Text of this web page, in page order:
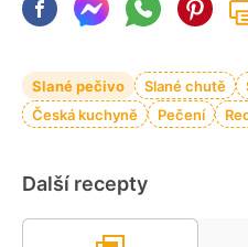
Slané pečivo Slané chutě
Česká kuchyně
Pečení
Další recepty